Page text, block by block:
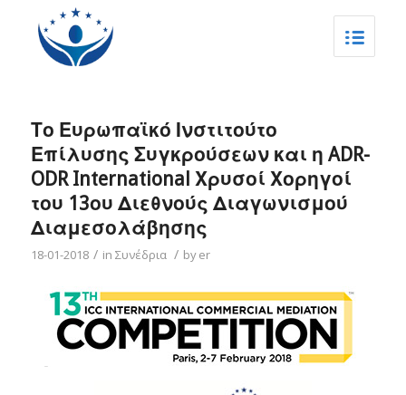
Το Ευρωπαϊκό Ινστιτούτο
Επίλυσης Συγκρούσεων και η ADR-
ODR International Χρυσοί Χορηγοί
του 13ου Διεθνούς Διαγωνισμού
Διαμεσολάβησης
18-01-2018 / in Συνέδρια / byer